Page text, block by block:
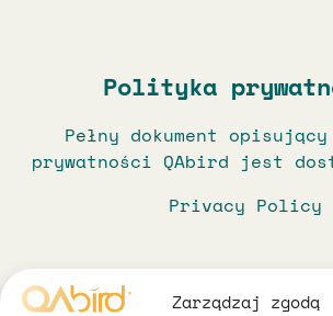
Zarządzaj zgodą
Polityka
Pełny dokument
prywatności QAbird jest
Privacy Policy